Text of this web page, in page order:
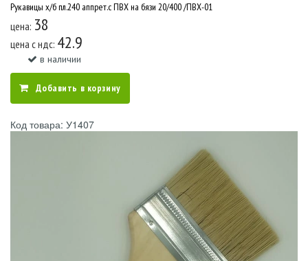
Рукавицы х/б пл.240 аппрет.с ПВХ на бязи 20/400 /ПВХ-01
цена: 38
цена c ндс: 42.9
в наличии
Добавить в корзину
Код товара: У1407